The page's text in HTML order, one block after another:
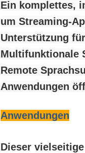
Ein komplettes,
um Streaming-
Unterstützung
Multifunktionale
Remote
Anwendungen
Anwendungen
Dieser